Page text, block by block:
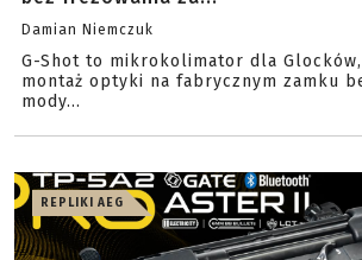
Damian Niemczuk
G-Shot to mikrokolimator dla
montaż optyki na fabrycznym zamku
mody...
REPLIKI AEG